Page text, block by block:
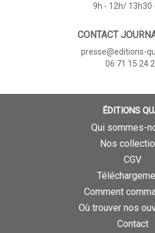
9h - 12h/ 13h30
CONTACT
presse@editions-
06 71 15 24
ÉDITIONS
Qui sommes-
Nos
CGV
Comment
Où trouver nos
Contact